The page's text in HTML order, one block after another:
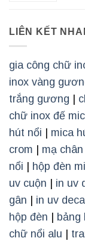
LIÊN KẾT
gia công chữ
inox vàng
trắng gương
chữ inox đế
hút nổi
mica
crom
mạ
nổi
hộp đèn
uv cuộn
in uv
gân
in uv decal
hộp đèn
bảng
chữ nổi alu